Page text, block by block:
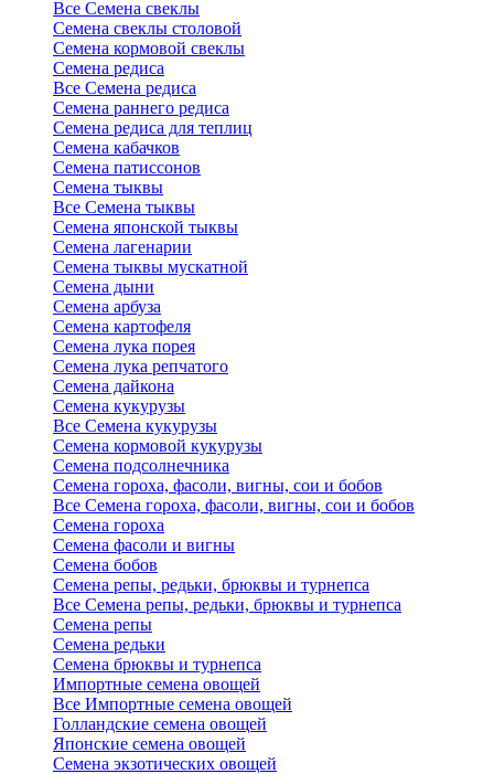
Все Семена свеклы
Семена свеклы столовой
Семена кормовой свеклы
Семена редиса
Все Семена редиса
Семена раннего редиса
Семена редиса для теплиц
Семена кабачков
Семена патиссонов
Семена тыквы
Все Семена тыквы
Семена японской тыквы
Семена лагенарии
Семена тыквы мускатной
Семена дыни
Семена арбуза
Семена картофеля
Семена лука порея
Семена лука репчатого
Семена дайкона
Семена кукурузы
Все Семена кукурузы
Семена кормовой кукурузы
Семена подсолнечника
Семена гороха, фасоли, вигны, сои и бобов
Все Семена гороха, фасоли, вигны, сои и бобов
Семена гороха
Семена фасоли и вигны
Семена бобов
Семена репы, редьки, брюквы и турнепса
Все Семена репы, редьки, брюквы и турнепса
Семена репы
Семена редьки
Семена брюквы и турнепса
Импортные семена овощей
Все Импортные семена овощей
Голландские семена овощей
Японские семена овощей
Семена экзотических овощей